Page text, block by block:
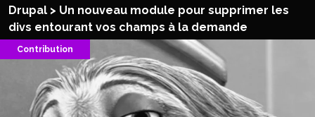
Drupal > Un nouveau module pour supprimer les
divs entourant vos champs à la demande
Contribution